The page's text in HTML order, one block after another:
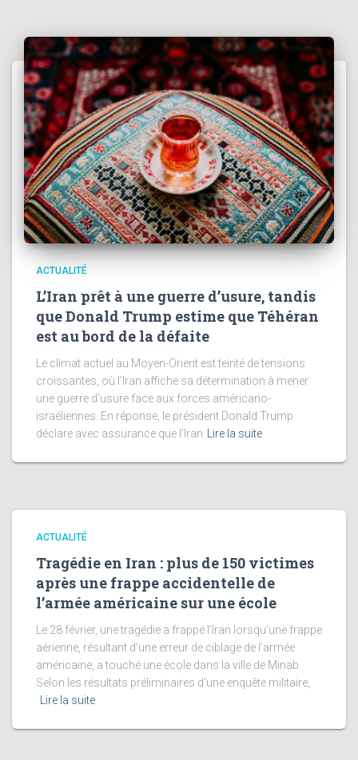
ACTUALITÉ
L’Iran prêt à une guerre d’usure, tandis
que Donald Trump estime que Téhéran
est au bord de la défaite
Le climat actuel au Moyen-Orient est teinté de tensions
croissantes, où l’Iran affiche sa détermination à mener
une guerre d’usure face aux forces américano-
israéliennes. En réponse, le président Donald Trump
déclare avec assurance que l’Iran
Lire la suite
ACTUALITÉ
Tragédie en Iran : plus de 150 victimes
après une frappe accidentelle de
l’armée américaine sur une école
Le 28 février, une tragédie a frappé l’Iran lorsqu’une frappe
aérienne, résultant d’une erreur de ciblage de l’armée
américaine, a touché une école dans la ville de Minab.
Selon les résultats préliminaires d’une enquête militaire,
Lire la suite